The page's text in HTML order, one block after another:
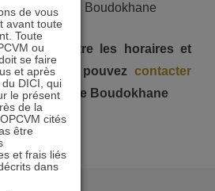
Boudokhane
et connaître les horaires et
vous pouvez contacter
ou Eliesse Boudokhane
de vous
avant toute
Toute
ou
se faire
et après
DICI, qui
le présent
de la
cités
être
et frais liés
dans